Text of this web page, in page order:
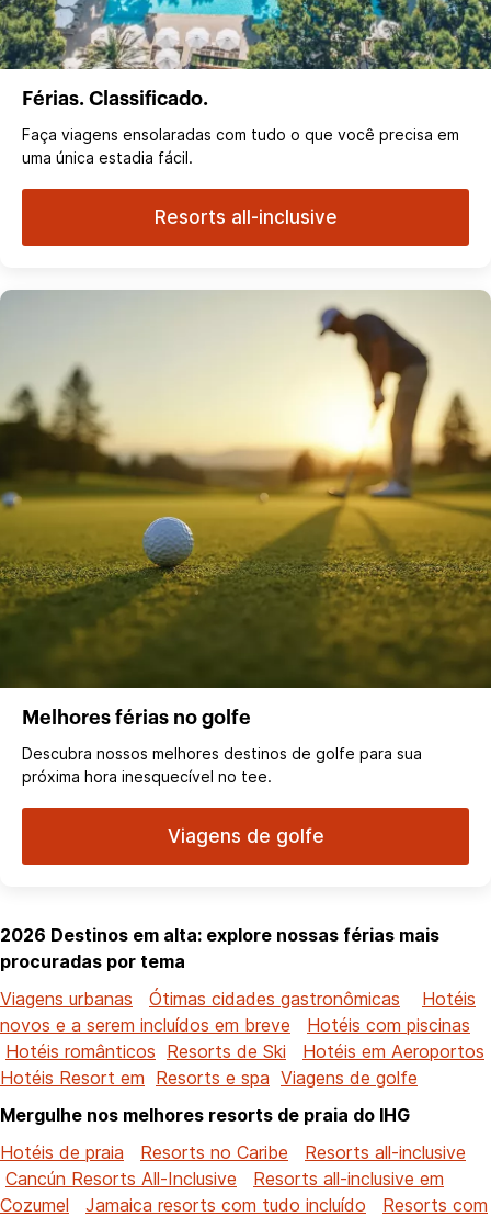
Férias. Classificado.
Faça viagens ensolaradas com tudo o que você precisa em
uma única estadia fácil.
Resorts all-inclusive
Melhores férias no golfe
Descubra nossos melhores destinos de golfe para sua
próxima hora inesquecível no tee.
Viagens de golfe
2026 Destinos em alta: explore nossas férias mais
procuradas por tema
Viagens urbanas
Ótimas cidades gastronômicas
Hotéis
novos e a serem incluídos em breve
Hotéis com piscinas
Hotéis românticos Resorts de Ski
Hotéis em Aeroportos
Hotéis Resort em Resorts e spa Viagens de golfe
Mergulhe nos melhores resorts de praia do IHG
Hotéis de praia
Resorts no Caribe
Resorts all-inclusive
Cancún Resorts All-Inclusive
Resorts all-inclusive em
Cozumel
Jamaica resorts com tudo incluído
Resorts com